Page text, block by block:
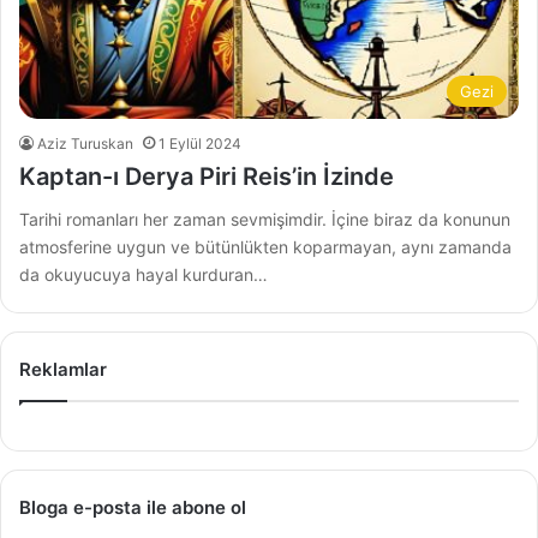
Gezi
Aziz Turuskan 1 Eylül 2024
Kaptan-ı Derya Piri Reis’in İzinde
Tarihi romanları her zaman sevmişimdir. İçine biraz da konunun
atmosferine uygun ve bütünlükten koparmayan, aynı zamanda
da okuyucuya hayal kurduran…
Reklamlar
Bloga e-posta ile abone ol